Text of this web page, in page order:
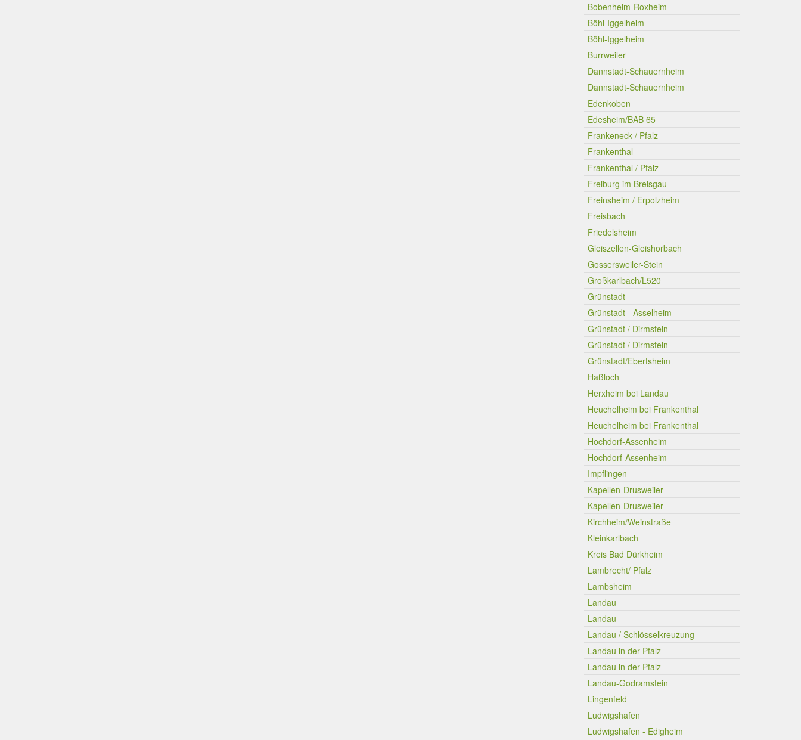
Bobenheim-Roxheim
Böhl-Iggelheim
Böhl-Iggelheim
Burrweiler
Dannstadt-Schauernheim
Dannstadt-Schauernheim
Edenkoben
Edesheim/BAB 65
Frankeneck / Pfalz
Frankenthal
Frankenthal / Pfalz
Freiburg im Breisgau
Freinsheim / Erpolzheim
Freisbach
Friedelsheim
Gleiszellen-Gleishorbach
Gossersweiler-Stein
Großkarlbach/L520
Grünstadt
Grünstadt - Asselheim
Grünstadt / Dirmstein
Grünstadt / Dirmstein
Grünstadt/Ebertsheim
Haßloch
Herxheim bei Landau
Heuchelheim bei Frankenthal
Heuchelheim bei Frankenthal
Hochdorf-Assenheim
Hochdorf-Assenheim
Impflingen
Kapellen-Drusweiler
Kapellen-Drusweiler
Kirchheim/Weinstraße
Kleinkarlbach
Kreis Bad Dürkheim
Lambrecht/ Pfalz
Lambsheim
Landau
Landau
Landau / Schlösselkreuzung
Landau in der Pfalz
Landau in der Pfalz
Landau-Godramstein
Lingenfeld
Ludwigshafen
Ludwigshafen - Edigheim